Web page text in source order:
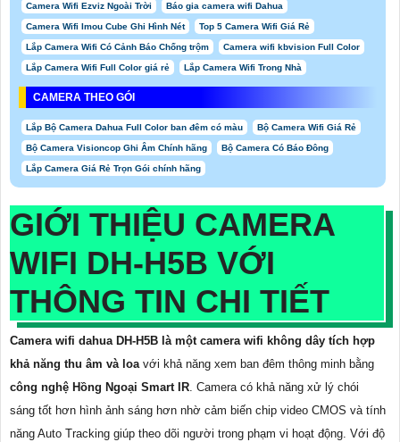
Camera Wifi Ezviz Ngoài Trời Báo gia camera wifi Dahua
Camera Wifi Imou Cube Ghi Hình Nét Top 5 Camera Wifi Giá Rẻ
Lắp Camera Wifi Có Cảnh Báo Chống trộm Camera wifi kbvision Full Color
Lắp Camera Wifi Full Color giá rẻ Lắp Camera Wifi Trong Nhà
CAMERA THEO GÓI
Lắp Bộ Camera Dahua Full Color ban đêm có màu Bộ Camera Wifi Giá Rẻ
Bộ Camera Visioncop Ghi Âm Chính hãng Bộ Camera Có Báo Đông
Lắp Camera Giá Rẻ Trọn Gói chính hãng
GIỚI THIỆU CAMERA
WIFI DH-H5B VỚI
THÔNG TIN CHI TIẾT
Camera wifi dahua DH-H5B là một camera wifi không dây tích hợp
khả năng thu âm và loa với khả năng xem ban đêm thông minh bằng
công nghệ Hồng Ngoại Smart IR. Camera có khả năng xử lý chói
sáng tốt hơn hình ảnh sáng hơn nhờ cảm biến chip video CMOS và tính
năng Auto Tracking giúp theo dõi người trong phạm vi hoạt động. Với độ